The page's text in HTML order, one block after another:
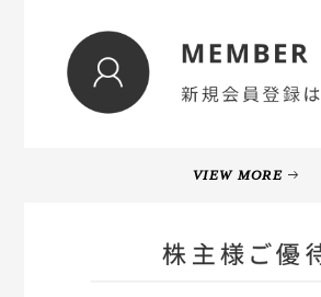
VIEW MORE